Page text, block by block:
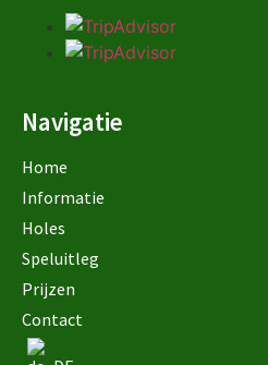
Navigatie
Home
Informatie
Holes
Speluitleg
Prijzen
Contact